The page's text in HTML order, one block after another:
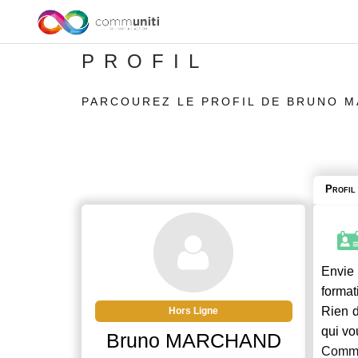
PROFIL
PARCOUREZ LE PROFIL DE BRUNO
Hors Ligne
Bruno MARCHAND
Profil
Rien
qui